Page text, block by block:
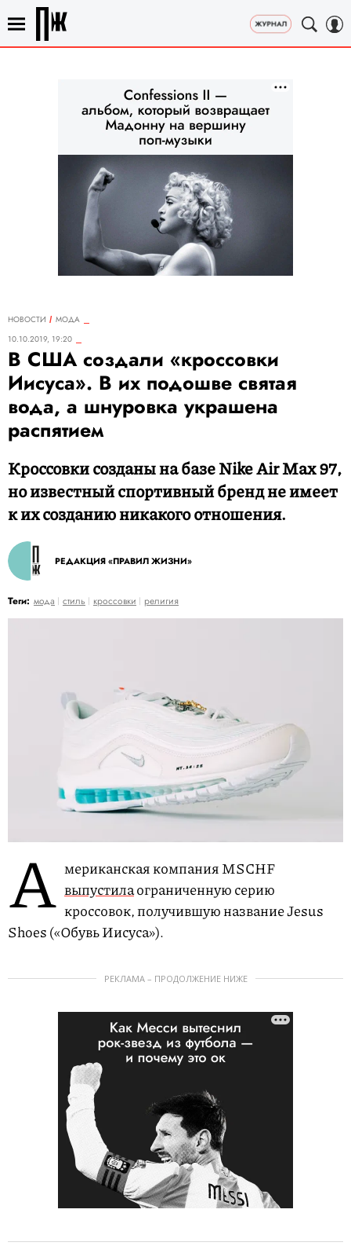
НОВОСТИ
МОДА
10.10.2019, 19:20
В США создали «кроссовки
Иисуса». В их подошве святая
вода, а шнуровка украшена
распятием
Кроссовки созданы на базе Nike Air Max 97,
но известный спортивный бренд не имеет
к их созданию никакого отношения.
РЕДАКЦИЯ «ПРАВИЛ ЖИЗНИ»
Теги: мода стиль кроссовки религия
А мериканская компания MSCHF
выпустилаограниченную серию
кроссовок, получившую название Jesus
Shoes («Обувь Иисуса»).
РЕКЛАМА – ПРОДОЛЖЕНИЕ НИЖЕ